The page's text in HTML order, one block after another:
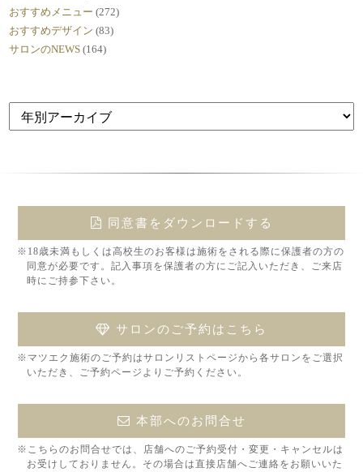
おすすめメニュー (272)
おすすめデザイン (83)
サロンのNEWS (164)
同意書をダウンロードする
※18歳未満もしくは高校生のお客様は施術をされる際に保護者の方の
同意が必要です。記入事項を保護者の方にご記入いただき、ご来店
時にご持参下さい。
サロンのご予約はこちら
※マツエク施術のご予約はサロンリストページから各サロンをご選択
いただき、ご予約ページよりご予約ください。
本部へのお問合せ
※こちらのお問合せでは、店舗へのご予約受付・変更・キャンセルは
お受けしておりません。その場合は直接店舗へご連絡をお願いいた